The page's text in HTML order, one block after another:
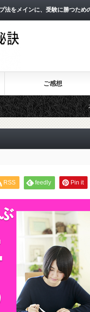
をメインに、受験に勝つため
ご感想
本ブログは
2011年3月よ
RSS feedly Pin it